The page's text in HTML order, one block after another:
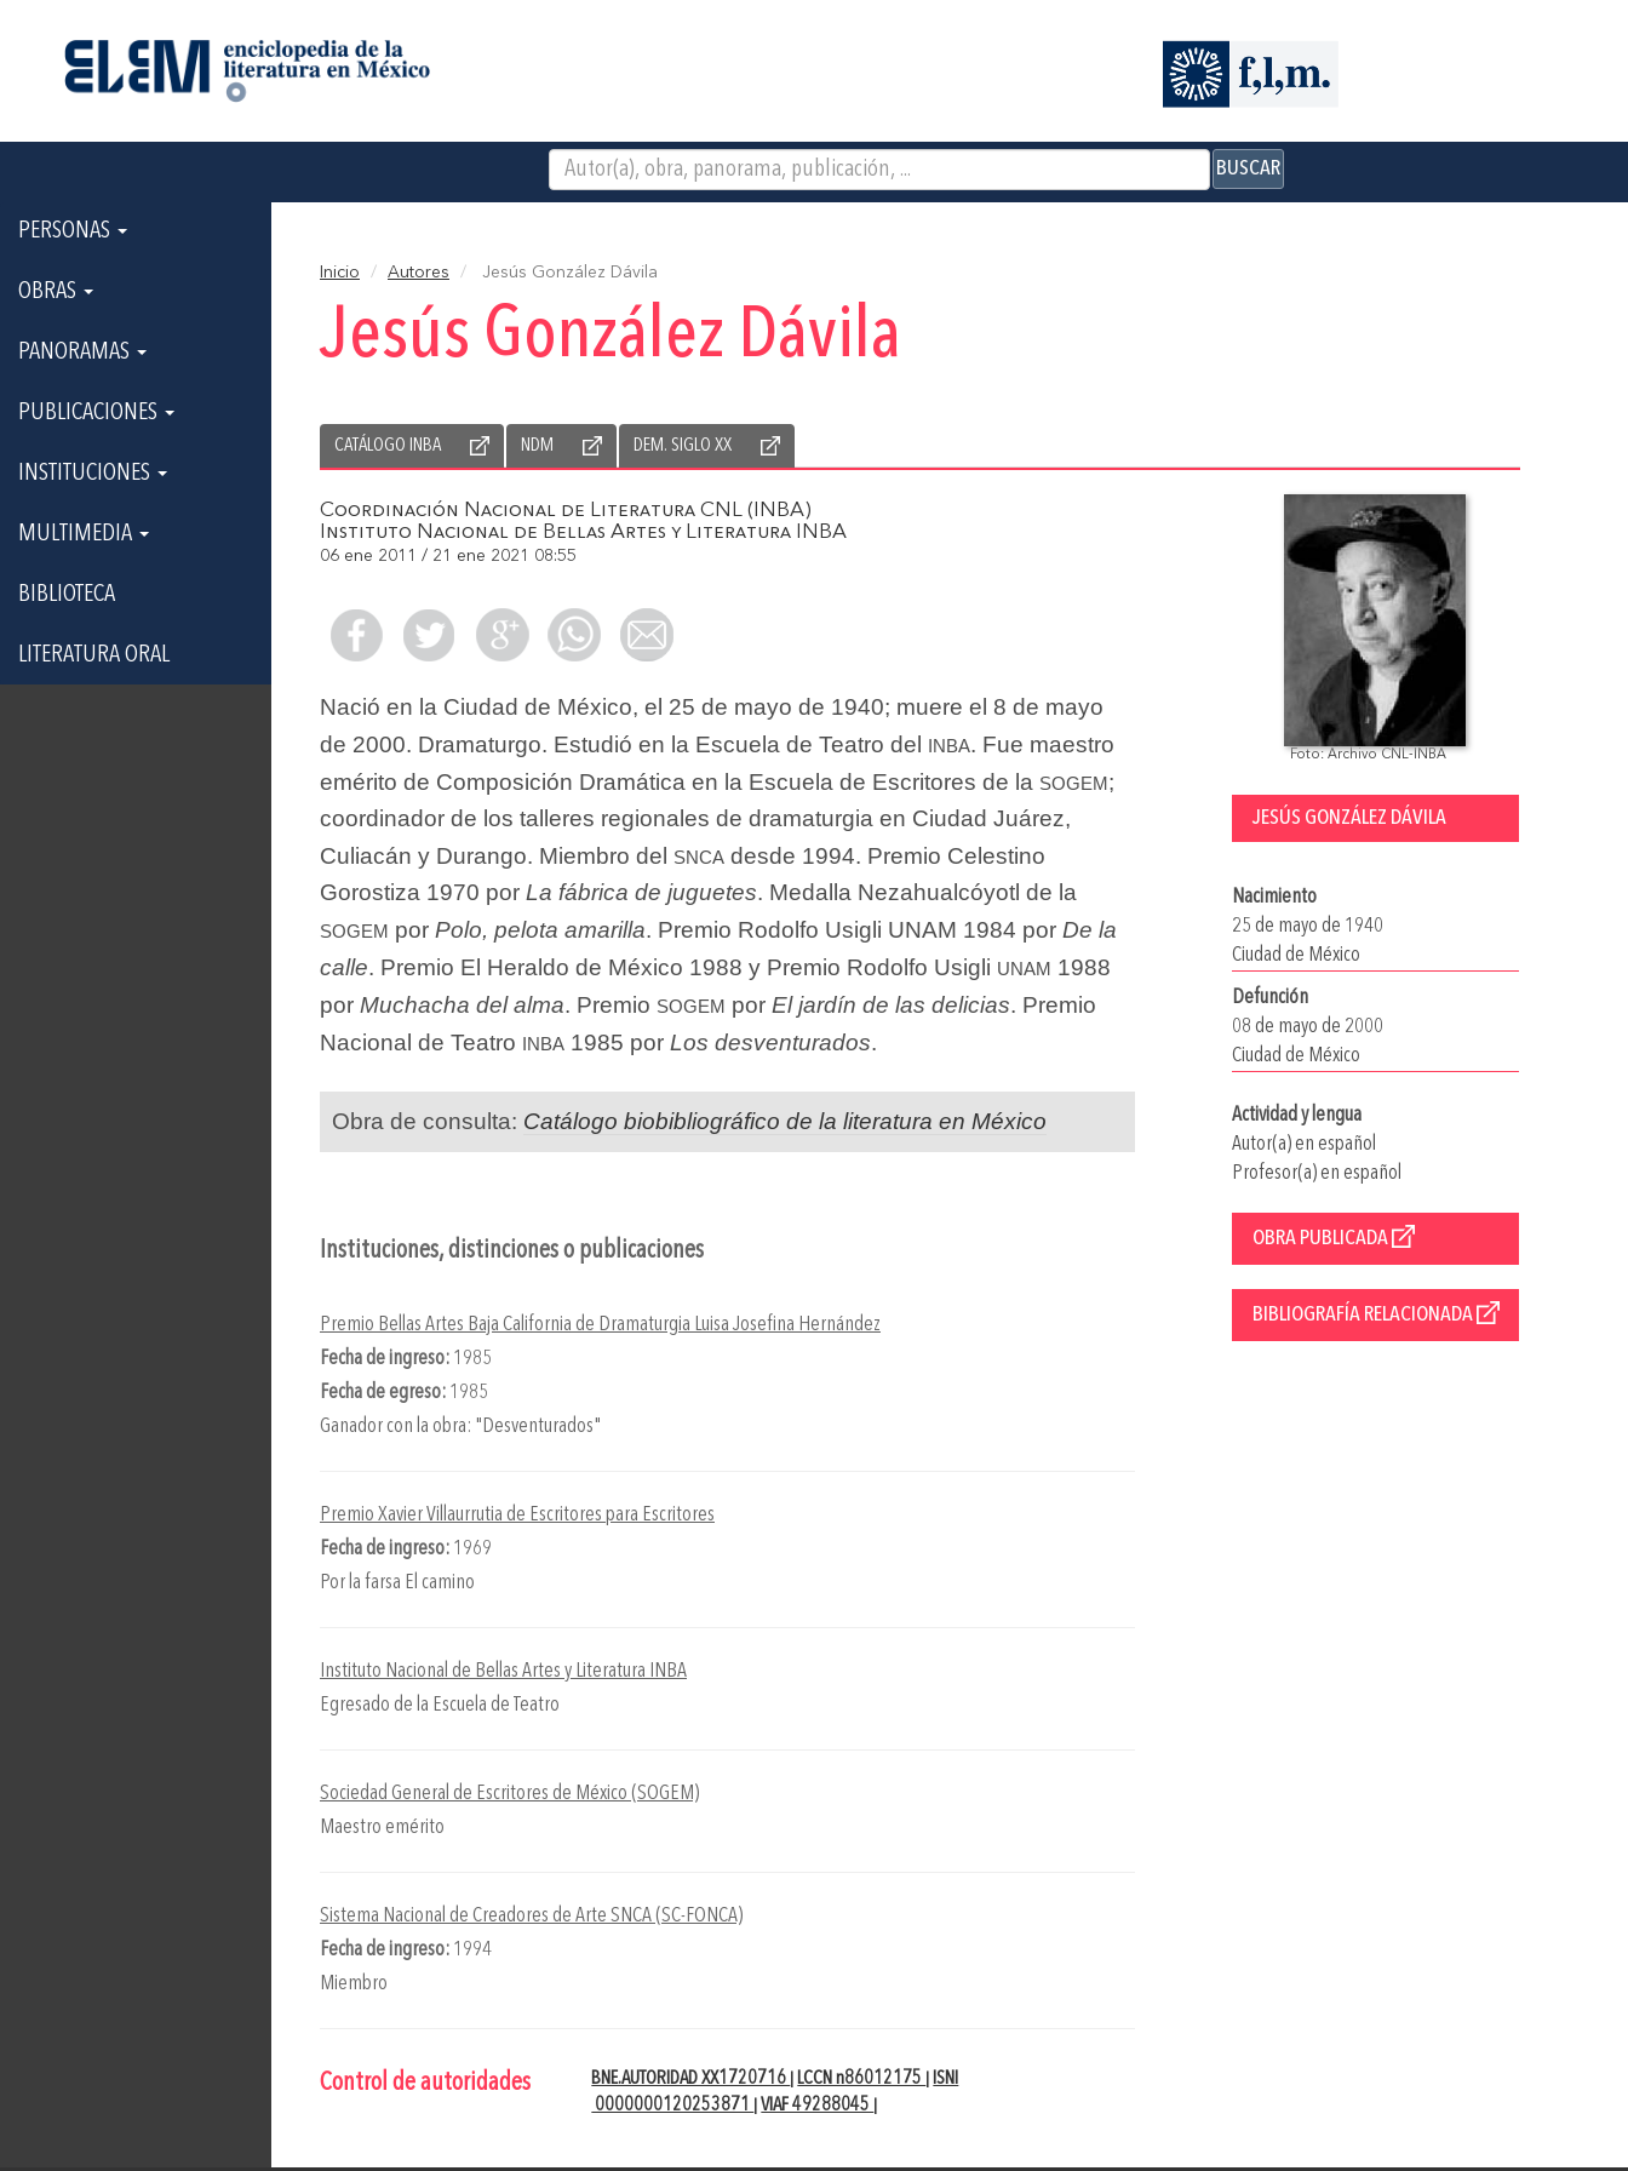
BUSCAR
PERSONAS
OBRAS
PANORAMAS
PUBLICACIONES
INSTITUCIONES
MULTIMEDIA
BIBLIOTECA
LITERATURA ORAL
Inicio Autores Jesús González Dávila
Jesús González Dávila
CATÁLOGO INBA NDM DEM. SIGLO XX
Foto: Archivo CNL-INBA
JESÚS GONZÁLEZ DÁVILA
Nacimiento
25 de mayo de 1940
Ciudad de México
Defunción
08 de mayo de 2000
Ciudad de México
Actividad y lengua
Autor(a) en español
Profesor(a) en español
OBRA PUBLICADA
BIBLIOGRAFÍA RELACIONADA
Coordinación Nacional de Literatura CNL (INBA)
Instituto Nacional de Bellas Artes y Literatura INBA
06 ene 2011 / 21 ene 2021 08:55
Nació en la Ciudad de México, el 25 de mayo de 1940; muere el 8 de mayo
de 2000. Dramaturgo. Estudió en la Escuela de Teatro del inba. Fue maestro
emérito de Composición Dramática en la Escuela de Escritores de la sogem;
coordinador de los talleres regionales de dramaturgia en Ciudad Juárez,
Culiacán y Durango. Miembro del snca desde 1994. Premio Celestino
Gorostiza 1970 por La fábrica de juguetes. Medalla Nezahualcóyotl de la
sogem por Polo, pelota amarilla. Premio Rodolfo Usigli UNAM 1984 por De la
calle. Premio El Heraldo de México 1988 y Premio Rodolfo Usigli unam 1988
por Muchacha del alma. Premio sogem por El jardín de las delicias. Premio
Nacional de Teatro inba 1985 por Los desventurados.
Obra de consulta: Catálogo biobibliográfico de la literatura en México
Instituciones, distinciones o publicaciones
Premio Bellas Artes Baja California de Dramaturgia Luisa Josefina Hernández
Fecha de ingreso: 1985
Fecha de egreso: 1985
Ganador con la obra: "Desventurados"
Premio Xavier Villaurrutia de Escritores para Escritores
Fecha de ingreso: 1969
Por la farsa El camino
Instituto Nacional de Bellas Artes y Literatura INBA
Egresado de la Escuela de Teatro
Sociedad General de Escritores de México (SOGEM)
Maestro emérito
Sistema Nacional de Creadores de Arte SNCA (SC-FONCA)
Fecha de ingreso: 1994
Miembro
Control de autoridades BNE.AUTORIDAD XX1720716 LCCN n86012175
ISNI
0000000120253871
|VIAF 49288045